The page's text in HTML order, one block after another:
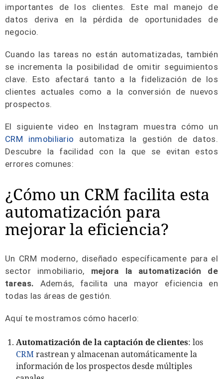
importantes de los clientes. Este mal manejo de
datos deriva en la pérdida de oportunidades de
negocio.
Cuando las tareas no están automatizadas, también
se incrementa la posibilidad de omitir seguimientos
clave. Esto afectará tanto a la fidelización de los
clientes actuales como a la conversión de nuevos
prospectos.
El siguiente video en Instagram muestra cómo un
CRM inmobiliario automatiza la gestión de datos.
Descubre la facilidad con la que se evitan estos
errores comunes:
¿Cómo un CRM facilita esta
automatización para
mejorar la eficiencia?
Un CRM moderno, diseñado específicamente para el
sector inmobiliario, mejora la automatización de
tareas. Además, facilita una mayor eficiencia en
todas las áreas de gestión.
Aquí te mostramos cómo hacerlo:
Automatización de la captación de clientes: los
CRMrastrean y almacenan automáticamente la
información de los prospectos desde múltiples